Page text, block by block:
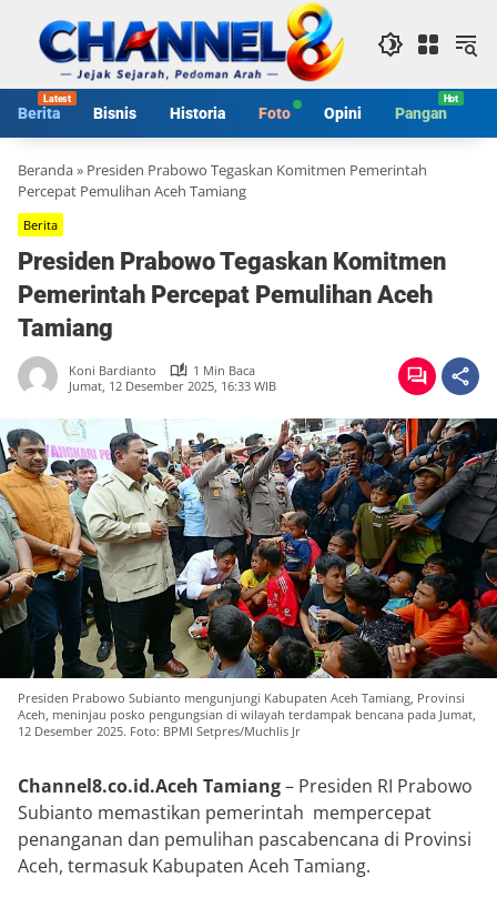
konten
Berita Bisnis Historia Foto Opini Pangan
Beranda» Presiden Prabowo Tegaskan Komitmen Pemerintah
Percepat Pemulihan Aceh Tamiang
Berita
Presiden Prabowo Tegaskan Komitmen
Pemerintah Percepat Pemulihan Aceh
Tamiang
Koni Bardianto
1 Min Baca
Jumat, 12 Desember 2025, 16:33 WIB
Presiden Prabowo Subianto mengunjungi Kabupaten Aceh Tamiang, Provinsi
Aceh, meninjau posko pengungsian di wilayah terdampak bencana pada Jumat,
12 Desember 2025. Foto: BPMI Setpres/Muchlis Jr
Channel8.co.id.Aceh Tamiang– Presiden RI Prabowo
Subianto memastikan pemerintah mempercepat
penanganan dan pemulihan pascabencana di Provinsi
Aceh, termasuk Kabupaten Aceh Tamiang.